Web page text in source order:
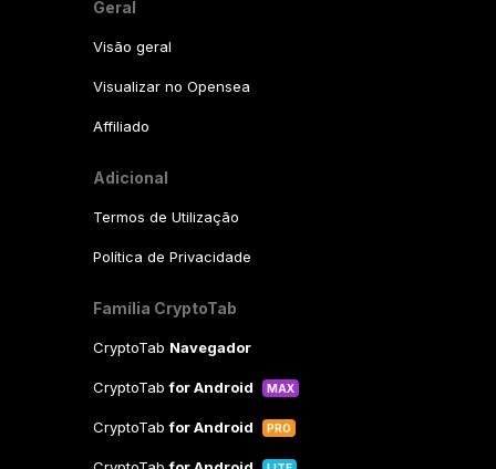
Geral
Visão geral
Visualizar no Opensea
Affiliado
Adicional
Termos de Utilização
Política de Privacidade
Família CryptoTab
CryptoTab Navegador
CryptoTabfor Android MAX
CryptoTabfor Android PRO